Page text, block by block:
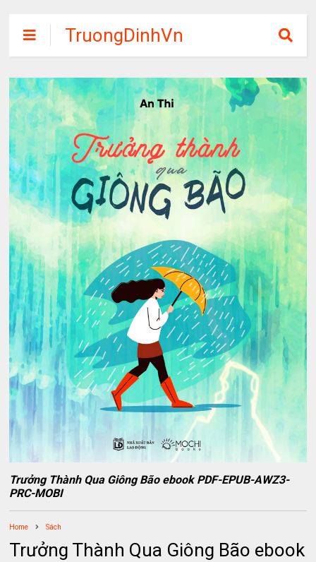
TruongDinhVn
Chia sẽ ebook,
các khóa học,
phần mềm học
tập miễn phí
Trưởng Thành Qua Giông Bão ebook PDF-EPUB-AWZ3-
PRC-MOBI
Home Sách
Trưởng Thành Qua Giông Bão ebook